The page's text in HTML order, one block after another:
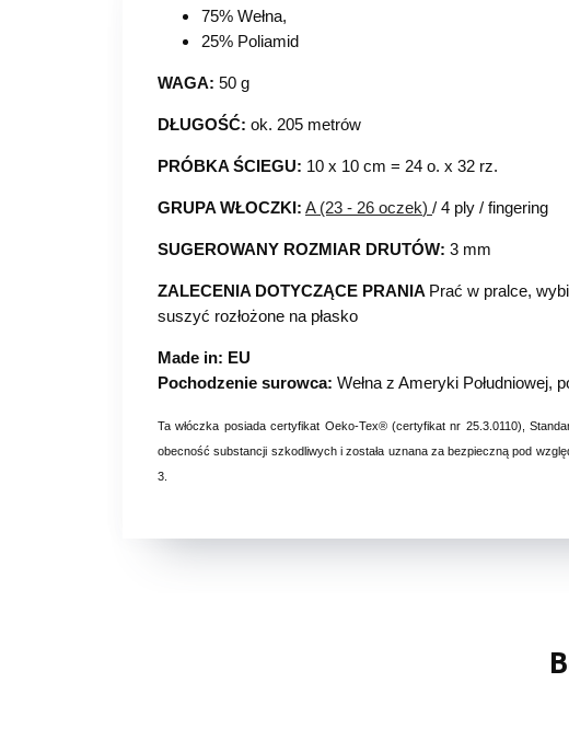
75% Wełna,
25% Poliamid
WAGA: 50 g
DŁUGOŚĆ: ok. 205 metrów
PRÓBKA ŚCIEGU: 10 x 10 cm = 24 o. x 32 rz.
GRUPA WŁOCZKI: A (23 - 26 oczek) / 4 ply / fingering
SUGEROWANY ROZMIAR DRUTÓW: 3 mm
ZALECENIA DOTYCZĄCE PRANIA Prać w pralce,
suszyć rozłożone na płasko
Made in: EU
Pochodzenie surowca: Wełna z Ameryki Południowej,
Ta włóczka posiada certyfikat Oeko-Tex® (certyfikat nr 25.3.0110),
obecność substancji szkodliwych i została uznana za bezpieczną pod
3.